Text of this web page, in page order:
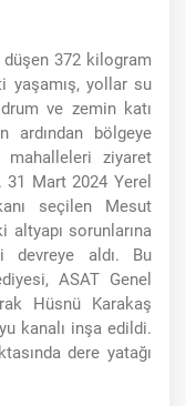
düşen 372 kilogram
yaşamış, yollar su
ve zemin katı
ardından bölgeye
ziyaret
Mart 2024 Yerel
seçilen Mesut
altyapı sorunlarına
devreye aldı. Bu
ASAT Genel
Hüsnü Karakaş
kanalı inşa edildi.
dere yatağı